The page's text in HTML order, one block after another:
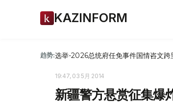
KAZINFORM
趋势:选举-2026总统府任免事件国情咨文跨
19:47, 03 5月 2014
新疆警方悬赏征集爆